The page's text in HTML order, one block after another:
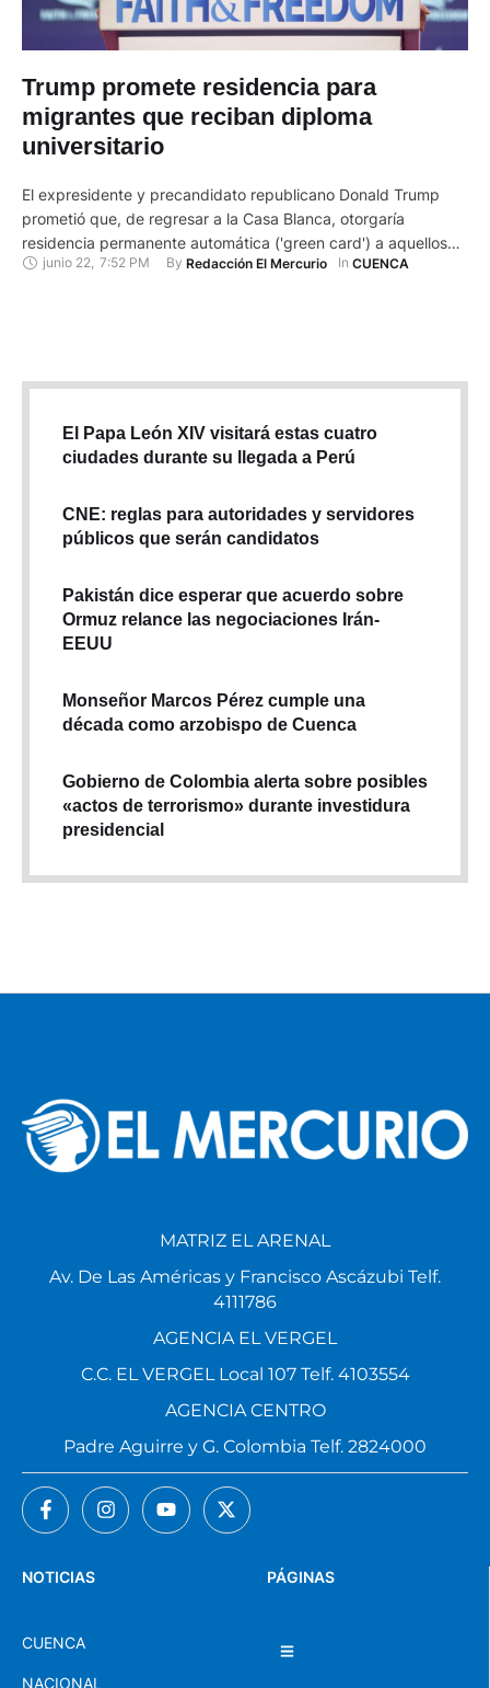
Trump promete residencia para
migrantes que reciban diploma
universitario
El expresidente y precandidato republicano Donald Trump
prometió que, de regresar a la Casa Blanca, otorgaría
residencia permanente automática ('green card') a aquellos
inmigrantes que se gradúen en la universidad, un cambio
junio 22, 7:52 PM By Redacción El Mercurio In CUENCA
El Papa León XIV visitará estas cuatro
ciudades durante su llegada a Perú
CNE: reglas para autoridades y servidores
públicos que serán candidatos
Pakistán dice esperar que acuerdo sobre
Ormuz relance las negociaciones Irán-
EEUU
Monseñor Marcos Pérez cumple una
década como arzobispo de Cuenca
Gobierno de Colombia alerta sobre posibles
«actos de terrorismo» durante investidura
presidencial
PÁGINAS
NOTICIAS
CUENCA
NACIONAL
MATRIZ EL ARENAL
Av. De Las Américas y Francisco Ascázubi Telf.
4111786
AGENCIA EL VERGEL
C.C. EL VERGEL Local 107 Telf. 4103554
AGENCIA CENTRO
Padre Aguirre y G. Colombia Telf. 2824000